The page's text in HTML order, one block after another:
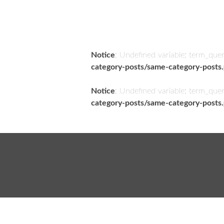
Notice: Undefined variable:
category-posts/same-category-
Notice: Undefined variable:
category-posts/same-category-